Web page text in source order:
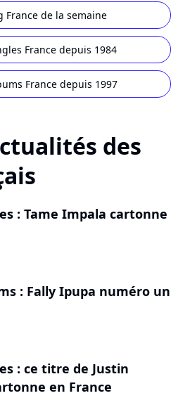
France de la semaine
France depuis 1984
France depuis 1997
des
: Tame Impala cartonne
: Fally Ipupa numéro un
: ce titre de Justin
en France